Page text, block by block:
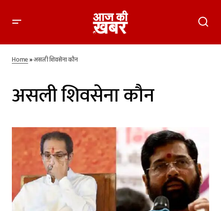
Home»असली शिवसेना कौन
असली शिवसेना कौन